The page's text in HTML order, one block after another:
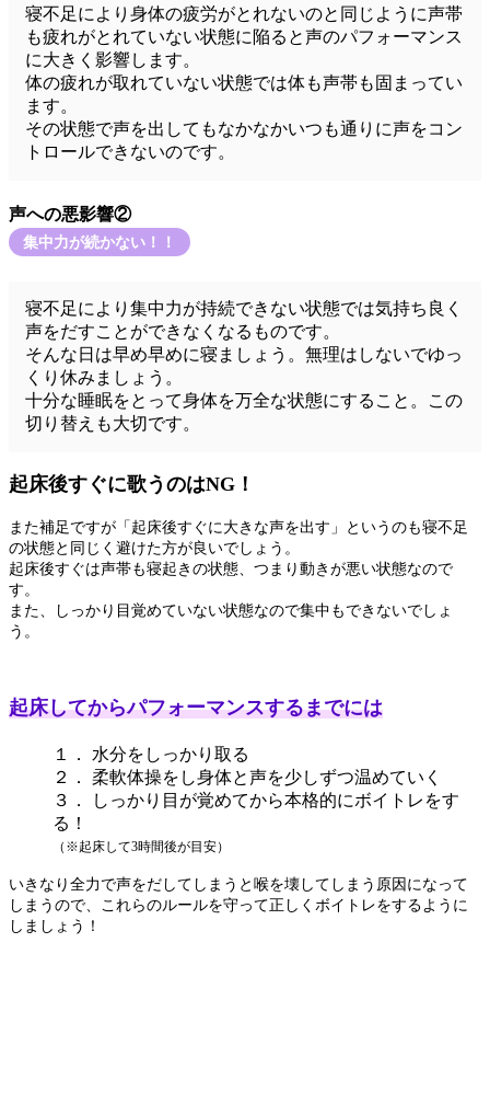
寝不足により身体の疲労がとれないのと同じように声帯
も疲れがとれていない状態に陥ると声のパフォーマンス
に大きく影響します。
体の疲れが取れていない状態では体も声帯も固まってい
ます。
その状態で声を出してもなかなかいつも通りに声をコン
トロールできないのです。
声への悪影響②
集中力が続かない！！
寝不足により集中力が持続できない状態では気持ち良く
声をだすことができなくなるものです。
そんな日は早め早めに寝ましょう。無理はしないでゆっ
くり休みましょう。
十分な睡眠をとって身体を万全な状態にすること。この
切り替えも大切です。
起床後すぐに歌うのはNG！
また補足ですが「起床後すぐに大きな声を出す」というのも寝不足
の状態と同じく避けた方が良いでしょう。
起床後すぐは声帯も寝起きの状態、つまり動きが悪い状態なので
す。
また、しっかり目覚めていない状態なので集中もできないでしょ
う。
起床してからパフォーマンスするまでには
１． 水分をしっかり取る
２． 柔軟体操をし身体と声を少しずつ温めていく
３． しっかり目が覚めてから本格的にボイトレをす
る！
（※起床して3時間後が目安）
いきなり全力で声をだしてしまうと喉を壊してしまう原因になって
しまうので、これらのルールを守って正しくボイトレをするように
しましょう！